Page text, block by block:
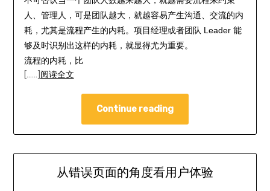
人、管理人，可是团队越大，就越容易产生沟通、交流的内
耗，尤其是流程产生的内耗。项目经理或者团队 Leader 能
够及时识别出这样的内耗，就显得尤为重要。
流程的内耗，比
[……] 阅读全文
Continue reading
从错误页面的角度看用户体验